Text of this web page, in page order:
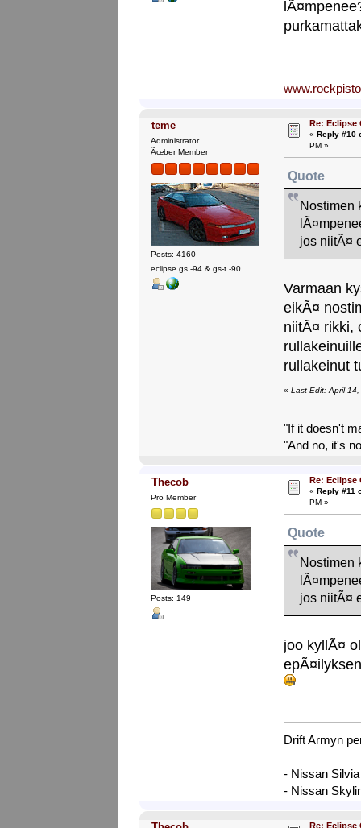
teme
Administrator
Ãœber Member
Posts: 4160
eclipse gs -94 & gs-t -90
Re: Eclipse
« Reply #10
PM »
Quote
Nostimen
jos niitÃ¤
Varmaan
eikÃ¤
niitÃ¤ rikki,
rullakeinut
«Last Edit: April
"If it doesn't
"And no, it's
Thecob
Pro Member
Posts: 149
Re: Eclipse
« Reply #11
PM »
Quote
Nostimen
jos niitÃ¤
joo kyllÃ¤
Drift Armyn
- Nissan
- Nissan
Re: Eclipse